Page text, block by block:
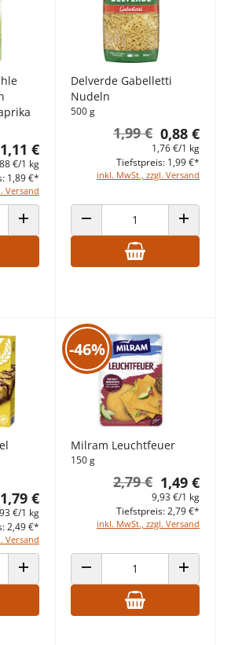
1,11 €
€/1 kg
Versand
1,89 €*
ANZAHL ERHÖHEN
Delverde Gabelletti
Nudeln
500 g
0,88 €
1,99 €
1,76 €/1 kg
inkl. MwSt., zzgl. Versand
Tiefstpreis: 1,99 €*
ANZAHL VERRINGERN ANZAHL
1,79 €
€/1 kg
Versand
2,49 €*
ANZAHL ERHÖHEN
-46%
Milram Leuchtfeuer
150 g
1,49 €
2,79 €
9,93 €/1 kg
inkl. MwSt., zzgl. Versand
Tiefstpreis: 2,79 €*
ANZAHL VERRINGERN ANZAHL